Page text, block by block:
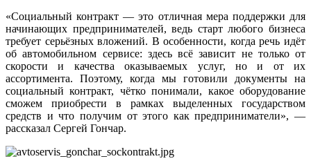
«Социальный контракт — это отличная мера поддержки для
начинающих предпринимателей, ведь старт любого бизнеса
требует серьёзных вложений. В особенности, когда речь идёт
об автомобильном сервисе: здесь всё зависит не только от
скорости и качества оказываемых услуг, но и от их
ассортимента. Поэтому, когда мы готовили документы на
социальный контракт, чётко понимали, какое оборудование
сможем приобрести в рамках выделенных государством
средств и что получим от этого как предприниматели», —
рассказал Сергей Гончар.